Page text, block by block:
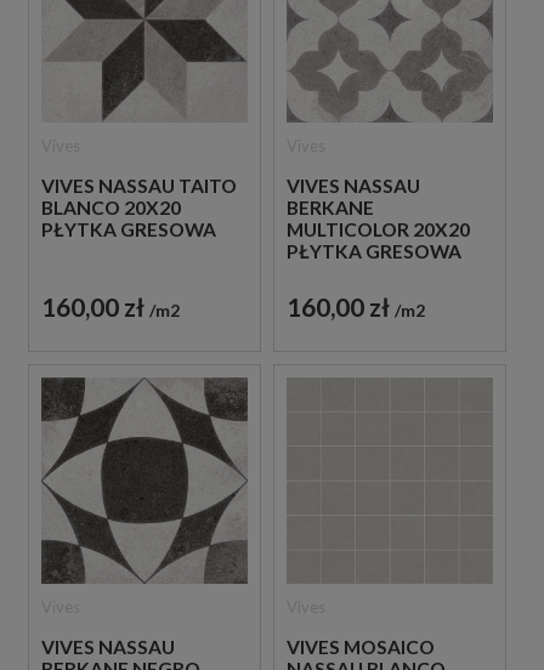
VIVES NASSAU TAITO
BLANCO 20X20
PŁYTKA GRESOWA
160,00 zł m2
VIVES NASSAU
BERKANE
MULTICOLOR 20X20
PŁYTKA GRESOWA
160,00 zł m2
VIVES NASSAU
VIVES MOSAICO